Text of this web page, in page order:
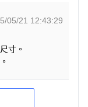
05/21 12:43:29
寸。